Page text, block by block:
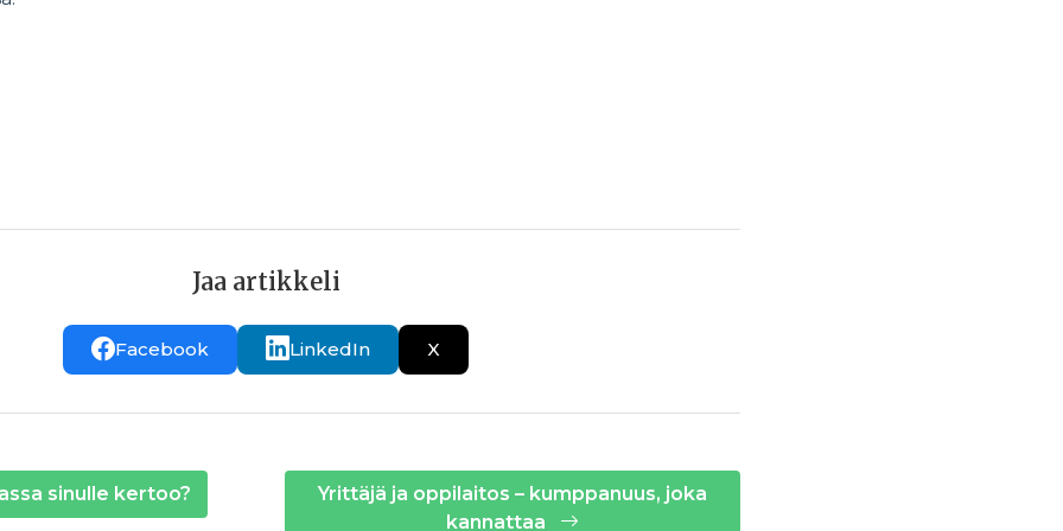
Jaa artikkeli
Facebook LinkedIn X
sinulle kertoo?
Yrittäjä ja oppilaitos – kumppanuus, joka
kannattaa